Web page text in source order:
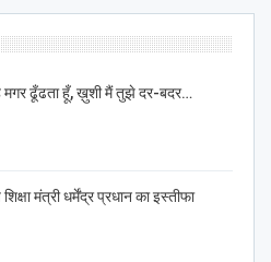
है मगर ढूँढता हूँ, ख़ुशी मैं तुझे दर-बदर…
मंत्री धर्मेंद्र प्रधान का इस्तीफा